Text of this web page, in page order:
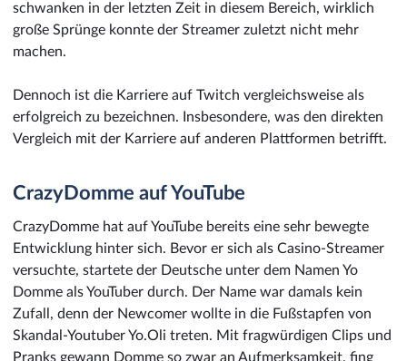
schwanken in der letzten Zeit in diesem Bereich, wirklich
große Sprünge konnte der Streamer zuletzt nicht mehr
machen.
Dennoch ist die Karriere auf Twitch vergleichsweise als
erfolgreich zu bezeichnen. Insbesondere, was den direkten
Vergleich mit der Karriere auf anderen Plattformen betrifft.
CrazyDomme auf YouTube
CrazyDomme hat auf YouTube bereits eine sehr bewegte
Entwicklung hinter sich. Bevor er sich als Casino-Streamer
versuchte, startete der Deutsche unter dem Namen Yo
Domme als YouTuber durch. Der Name war damals kein
Zufall, denn der Newcomer wollte in die Fußstapfen von
Skandal-Youtuber Yo.Oli treten. Mit fragwürdigen Clips und
Pranks gewann Domme so zwar an Aufmerksamkeit, fing